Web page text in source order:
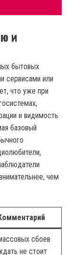
и
бытовых
сервисами или
что уже при
и видимость
базовый
чем
сбоев
не стоит